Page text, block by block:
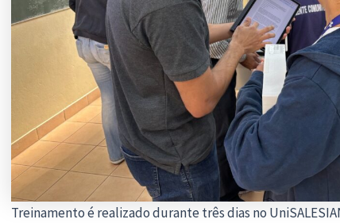
Treinamento é realizado durante três dias no